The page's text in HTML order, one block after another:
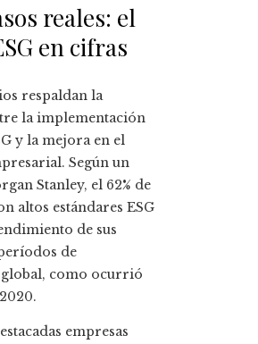
reales: el
en cifras
respaldan la
la implementación
y la mejora en el
Según un
Stanley, el 62% de
altos estándares ESG
de sus
de
como ocurrió
empresas